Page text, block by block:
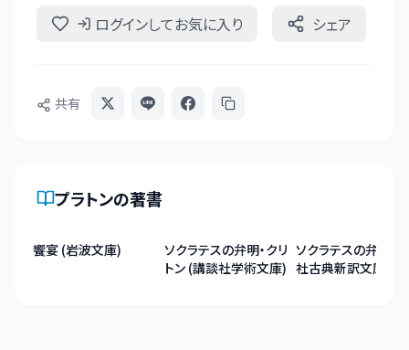
ログインしてお気に入り シェア
共有
プラトンの著書
饗宴 (岩波文庫)
ソクラテスの弁明・クリ
トン (講談社学術文庫)
ソクラテスの弁明 (
社古典新訳文庫)